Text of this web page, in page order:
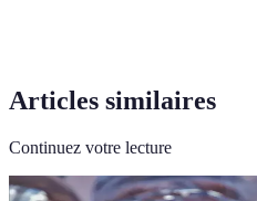
Articles similaires
Continuez votre lecture